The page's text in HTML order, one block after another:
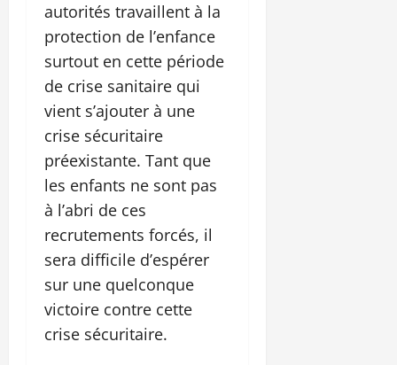
autorités travaillent à la
protection de l’enfance
surtout en cette période
de crise sanitaire qui
vient s’ajouter à une
crise sécuritaire
préexistante. Tant que
les enfants ne sont pas
à l’abri de ces
recrutements forcés, il
sera difficile d’espérer
sur une quelconque
victoire contre cette
crise sécuritaire.